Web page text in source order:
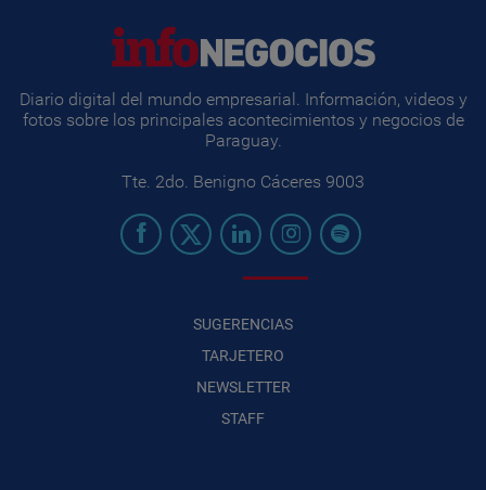
Diario digital del mundo empresarial. Información, videos y
fotos sobre los principales acontecimientos y negocios de
Paraguay.
Tte. 2do. Benigno Cáceres 9003
SUGERENCIAS
TARJETERO
NEWSLETTER
STAFF